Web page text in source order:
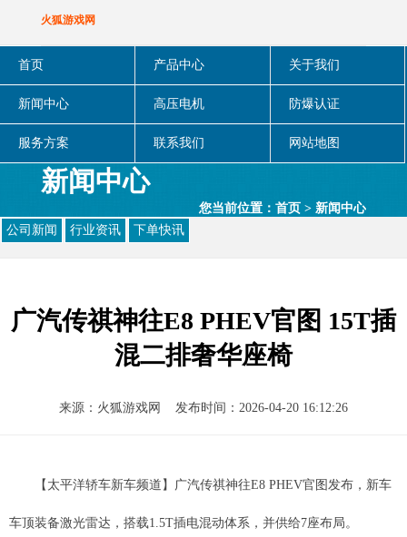
火狐游戏网
首页 产品中心 关于我们
新闻中心 高压电机 防爆认证
服务方案 联系我们 网站地图
新闻中心
您当前位置：首页 >新闻中心
公司新闻
行业资讯 下单快讯
广汽传祺神往E8 PHEV官图 15T插
混二排奢华座椅
来源： 火狐游戏网 发布时间：2026-04-20 16:12:26
【太平洋轿车新车频道】广汽传祺神往E8 PHEV官图发布，新车
车顶装备激光雷达，搭载1.5T插电混动体系，并供给7座布局。